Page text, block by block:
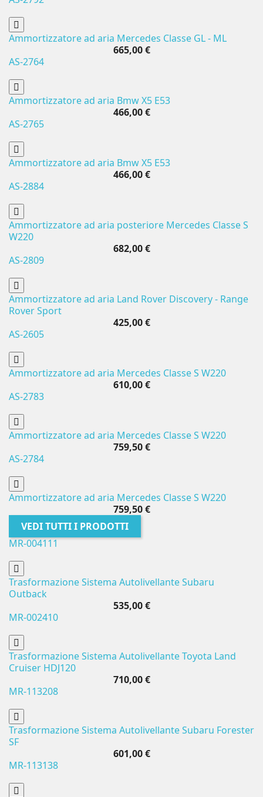
Ammortizzatore ad aria Mercedes Classe GL - ML
665,00 €
AS-2764
Ammortizzatore ad aria Bmw X5 E53
466,00 €
AS-2765
Ammortizzatore ad aria Bmw X5 E53
466,00 €
AS-2884
Ammortizzatore ad aria posteriore Mercedes Classe S
W220
682,00 €
AS-2809
Ammortizzatore ad aria Land Rover Discovery - Range
Rover Sport
425,00 €
AS-2605
Ammortizzatore ad aria Mercedes Classe S W220
610,00 €
AS-2783
Ammortizzatore ad aria Mercedes Classe S W220
759,50 €
AS-2784
Ammortizzatore ad aria Mercedes Classe S W220
759,50 €
VEDI TUTTI I PRODOTTI
MR-004111
Trasformazione Sistema Autolivellante Subaru
Outback
535,00 €
MR-002410
Trasformazione Sistema Autolivellante Toyota Land
Cruiser HDJ120
710,00 €
MR-113208
Trasformazione Sistema Autolivellante Subaru Forester
SF
601,00 €
MR-113138